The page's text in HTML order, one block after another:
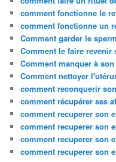
comment fonctionne le
comment fonctionne un
Comment garder le
Comment le faire revenir
Comment manquer à
Comment nettoyer
comment reconquerir
comment récupérer ses
comment recuperer son
comment recuperer son
comment recuperer son
comment recuperer son